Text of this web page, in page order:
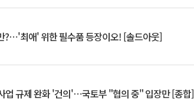
?⋯'최애' 위한 필수품 등장이오! [솔드아웃]
업 규제 완화 '건의'⋯국토부 "협의 중" 입장만 [종합]